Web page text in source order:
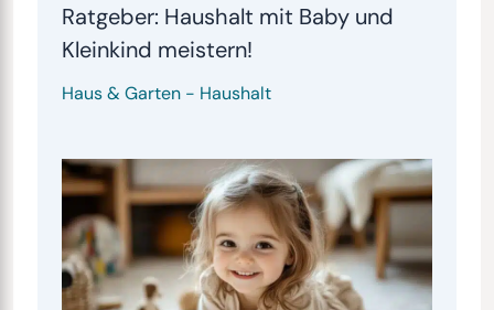
Ratgeber: Haushalt mit Baby und
Kleinkind meistern!
Haus & Garten- Haushalt